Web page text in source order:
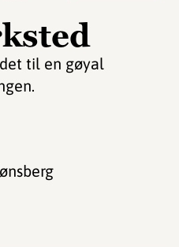
til en gøyal